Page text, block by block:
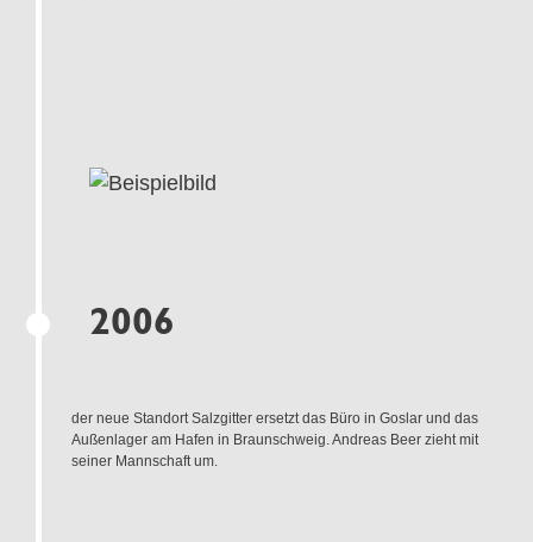
2006
der neue Standort Salzgitter ersetzt das Büro in Goslar und das
Außenlager am Hafen in Braunschweig. Andreas Beer zieht mit
seiner Mannschaft um.